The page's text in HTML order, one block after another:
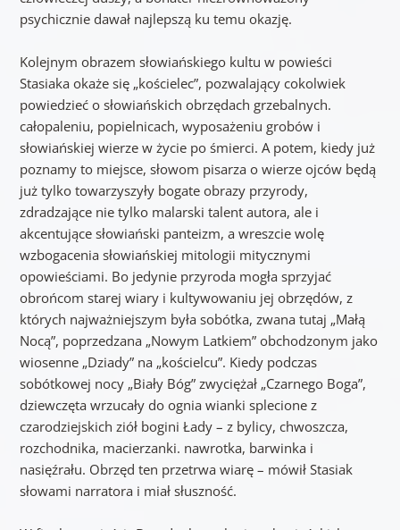
psychicznie dawał najlepszą ku temu okazję.
Kolejnym obrazem słowiańskiego kultu w powieści
Stasiaka okaże się „kościelec”, pozwalający cokolwiek
powiedzieć o słowiańskich obrzędach grzebalnych.
całopaleniu, popielnicach, wyposażeniu grobów i
słowiańskiej wierze w życie po śmierci. A potem, kiedy już
poznamy to miejsce, słowom pisarza o wierze ojców będą
już tylko towarzyszyły bogate obrazy przyrody,
zdradzające nie tylko malarski talent autora, ale i
akcentujące słowiański panteizm, a wreszcie wolę
wzbogacenia słowiańskiej mitologii mitycznymi
opowieściami. Bo jedynie przyroda mogła sprzyjać
obrońcom starej wiary i kultywowaniu jej obrzędów, z
których najważniejszym była sobótka, zwana tutaj „Małą
Nocą”, poprzedzana „Nowym Latkiem” obchodzonym jako
wiosenne „Dziady” na „kościelcu”. Kiedy podczas
sobótkowej nocy „Biały Bóg” zwyciężał „Czarnego Boga”,
dziewczęta wrzucały do ognia wianki splecione z
czarodziejskich ziół bogini Łady – z bylicy, chwoszcza,
rozchodnika, macierzanki. nawrotka, barwinka i
nasięźrału. Obrzęd ten przetrwa wiarę – mówił Stasiak
słowami narratora i miał słuszność.